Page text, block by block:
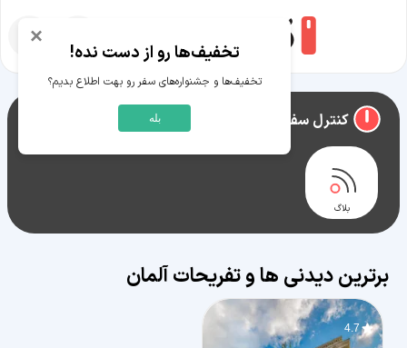
راهنمای سفر به آلمان کنترل سفر آلمان
بلاگ
برترین دیدنی ها و تفریحات آلمان
4.7
×
تخفیف‌ها رو از دست نده!
تخفیف‌ها و جشنواره‌های سفر رو بهت اطلاع بدیم؟
بله